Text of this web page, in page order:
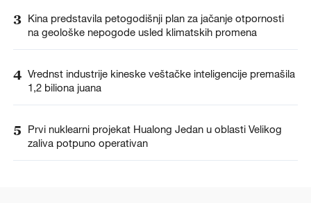
3 Kina predstavila petogodišnji plan za jačanje otpornosti
na geološke nepogode usled klimatskih promena
4 Vrednst industrije kineske veštačke inteligencije premašila
1,2 biliona juana
5
Prvi nuklearni projekat Hualong Jedan u oblasti Velikog
zaliva potpuno operativan